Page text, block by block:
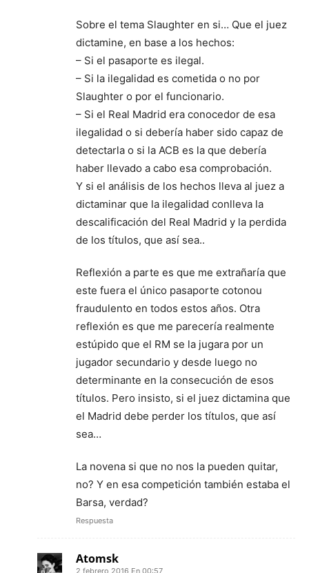
Sobre el tema Slaughter en si… Que el juez
dictamine, en base a los hechos:
– Si el pasaporte es ilegal.
– Si la ilegalidad es cometida o no por
Slaughter o por el funcionario.
– Si el Real Madrid era conocedor de esa
ilegalidad o si debería haber sido capaz de
detectarla o si la ACB es la que debería
haber llevado a cabo esa comprobación.
Y si el análisis de los hechos lleva al juez a
dictaminar que la ilegalidad conlleva la
descalificación del Real Madrid y la perdida
de los títulos, que así sea..
Reflexión a parte es que me extrañaría que
este fuera el único pasaporte cotonou
fraudulento en todos estos años. Otra
reflexión es que me parecería realmente
estúpido que el RM se la jugara por un
jugador secundario y desde luego no
determinante en la consecución de esos
títulos. Pero insisto, si el juez dictamina que
el Madrid debe perder los títulos, que así
sea…
La novena si que no nos la pueden quitar,
no? Y en esa competición también estaba el
Barsa, verdad?
Respuesta
Atomsk
2 febrero 2016 En 00:57